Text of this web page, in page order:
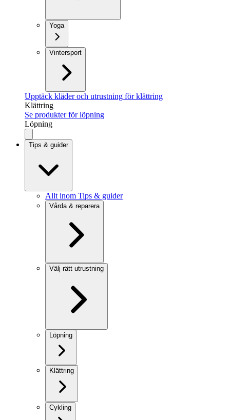
Yoga
Vintersport
Upptäck kläder och utrustning för klättring
Klättring
Se produkter för löpning
Löpning
Tips & guider
Allt inom Tips & guider
Vårda & reparera
Välj rätt utrustning
Löpning
Klättring
Cykling